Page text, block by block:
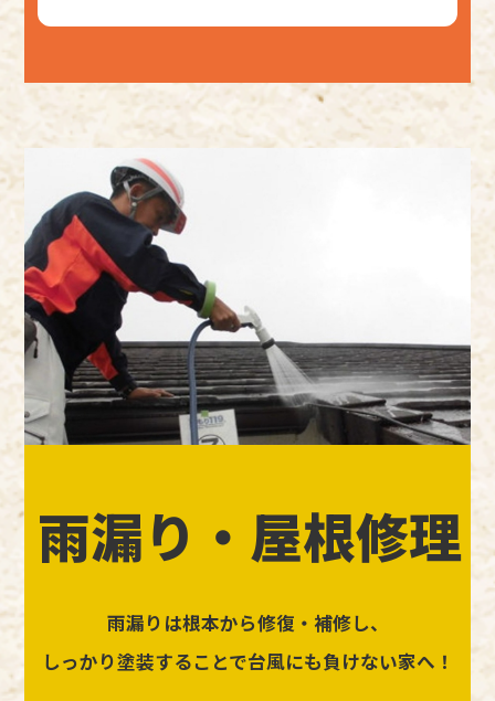
雨漏り・屋根修理
雨漏りは根本から修復・補修し、
しっかり塗装することで台風にも負けない家へ！